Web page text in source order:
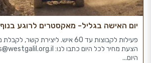
יום האישה בגליל- מאקסטרים לרוגע בנוף
פעילות לקבוצות עד 60 איש. ליצירת
היום...